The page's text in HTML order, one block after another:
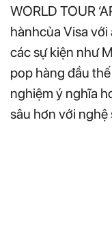
WORLD TOUR
hànhcủa Visa
các sự kiện như
pop hàng đầu
nghiệm ý nghĩa
sâu hơn với nghệ